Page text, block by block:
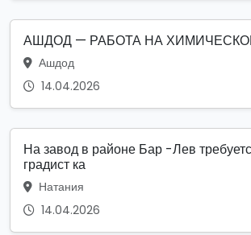
АШДОД — РАБОТА НА
Ашдод
14.04.2026
На завод в районе Бар -Лев
градист ка
Натания
14.04.2026